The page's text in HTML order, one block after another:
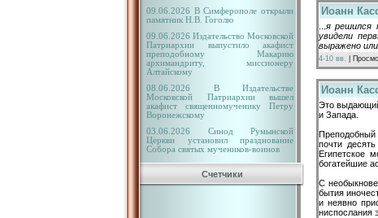
09.06.2026 В Симферополе открыли
памятник Н.В. Гоголю
09.06.2026 Издательство Московской
Патриархии выпустило акафист
преподобному Макарию
архимандриту, миссионеру
Алтайскому
08.06.2026 В Издательстве
Московской Патриархии вышел
акафист священномученику Петру
Воронежскому
03.06.2026 Синод Румынской
Церкви установил празднование
Собора святых мучеников-воинов
Счетчики
Иоанн
я решился
увидели
выражено
4-10 вв. |
Иоанн
Это
и Запада.
Преподобный
почти
Египетское
богатейшие
С
бытия
и неявно
ниспослания